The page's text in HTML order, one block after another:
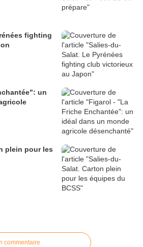
fighting
un
plein pour les
commentaire